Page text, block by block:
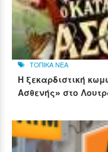
ΤΟΠΙΚΑ ΝΕΑ
Η ξεκαρδιστική
Ασθενής» στο